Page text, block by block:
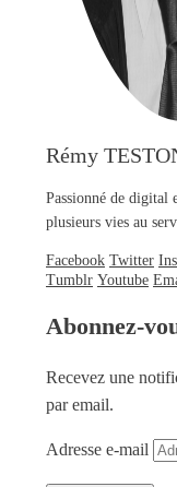
Rémy
Passionné de digital
plusieurs vies au
Facebook Twitter
Tumblr Youtube
Abonnez-
Recevez une
par email.
Adresse e-mail